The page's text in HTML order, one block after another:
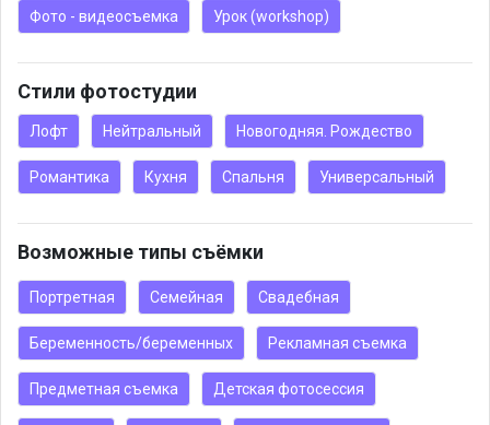
Фото - видеосъемка Урок (workshop)
Стили фотостудии
Лофт Нейтральный Новогодняя. Рождество
Романтика Кухня Спальня Универсальный
Возможные типы съёмки
Портретная Семейная Свадебная
Беременность/беременных Рекламная съемка
Предметная съемка Детская фотосессия